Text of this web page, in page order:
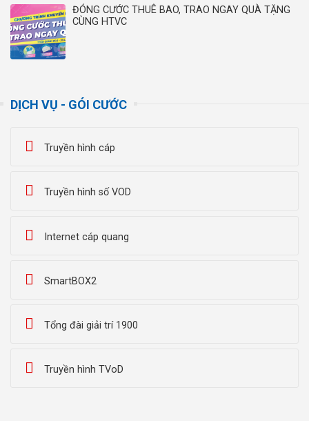
ĐÓNG CƯỚC THUÊ BAO, TRAO NGAY QUÀ TẶNG
CÙNG HTVC
DỊCH VỤ - GÓI CƯỚC
Truyền hình cáp
Truyền hình số VOD
Internet cáp quang
SmartBOX2
Tổng đài giải trí 1900
Truyền hình TVoD